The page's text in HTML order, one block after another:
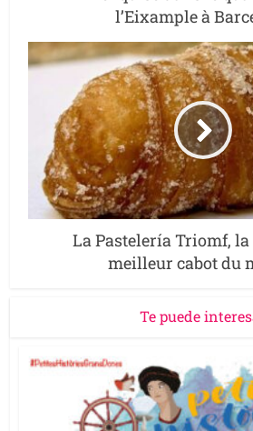
l’Eixample à
La Pastelería Triomf,
meilleur cabot du
Te puede